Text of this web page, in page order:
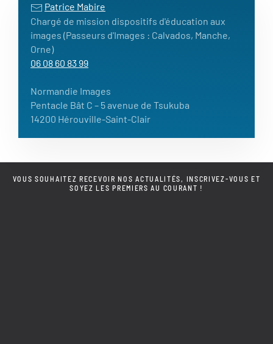
Patrice Mabire
Chargé de mission dispositifs d'éducation aux
images (Passeurs d'Images : Calvados, Manche,
Orne)
06 08 60 83 99
Normandie Images
Pentacle Bât C – 5 avenue de Tsukuba
14200 Hérouville-Saint-Clair
VOUS SOUHAITEZ RECEVOIR NOS ACTUALITÉS, INSCRIVEZ-VOUS ET
SOYEZ LES PREMIERS AU COURANT !